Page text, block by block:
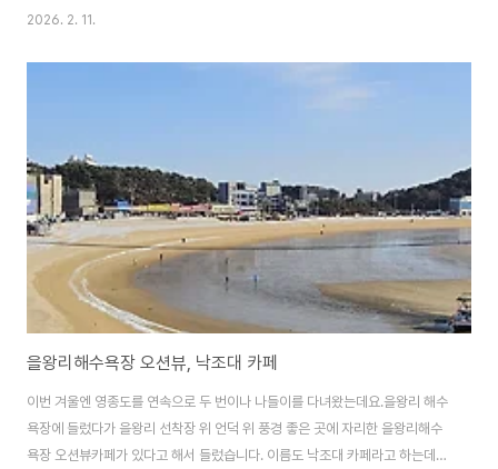
수는 5가지 코스음식을 12,000원에 먹을 수 이/ㅅ는 가성비 샤브샤브 전문점
등을 특징으로 하는 식당입니다. 일반 샤브샤브 전문점에 비해 가격이 저렴해
다. 장원갑칼국수 인천영종도점은 마..
2026. 2. 11.
을왕리해수욕장 오션뷰, 낙조대 카페
이번 겨울엔 영종도를 연속으로 두 번이나 나들이를 다녀왔는데요.을왕리 해수
욕장에 들렀다가 을왕리 선착장 위 언덕 위 풍경 좋은 곳에 자리한 을왕리해수
욕장 오션뷰카페가 있다고 해서 들렀습니다. 이름도 낙조대 카페라고 하는데,